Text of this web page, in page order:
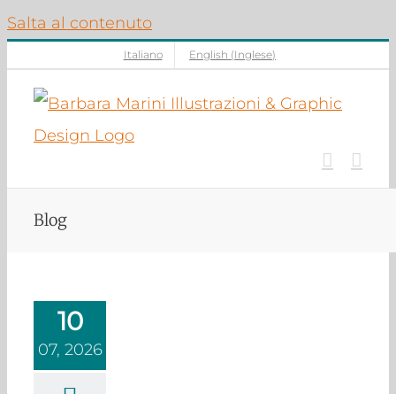
Salta al contenuto
Italiano English (Inglese)
Blog
10
07, 2026
e